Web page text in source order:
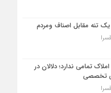
تنه مقابل اصناف ومردم
تمامی ندارد؛ دلالان در
تخصصی